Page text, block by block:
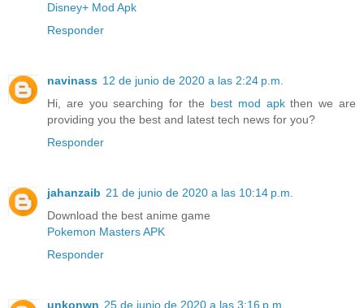
Disney+ Mod Apk
Responder
navinass 12 de junio de 2020 a las 2:24 p.m.
Hi, are you searching for the best mod apkthen we are
providing you the best and latest tech news for you?
Responder
jahanzaib 21 de junio de 2020 a las 10:14 p.m.
Download the best anime game
Pokemon Masters APK
Responder
unkonwn 25 de junio de 2020 a las 3:16 p.m.